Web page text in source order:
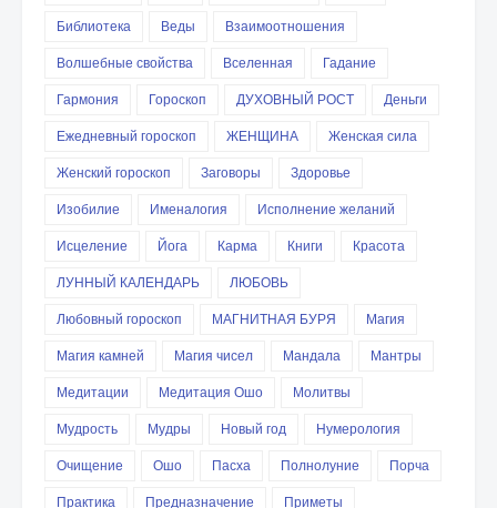
Библиотека
Веды
Взаимоотношения
Волшебные свойства
Вселенная
Гадание
Гармония
Гороскоп ДУХОВНЫЙ РОСТ
Деньги
Ежедневный гороскоп
ЖЕНЩИНА
Женская сила
Женский гороскоп
Заговоры
Здоровье
Изобилие
Именалогия
Исполнение желаний
Исцеление
Йога Карма Книги
Красота
ЛУННЫЙ КАЛЕНДАРЬ
ЛЮБОВЬ
Любовный гороскоп
МАГНИТНАЯ БУРЯ
Магия
Магия камней
Магия чисел Мандала
Мантры
Медитации
Медитация Ошо
Молитвы
Мудрость
Мудры Новый год
Нумерология
Очищение
Ошо Пасха Полнолуние
Порча
Практика
Предназначение
Приметы